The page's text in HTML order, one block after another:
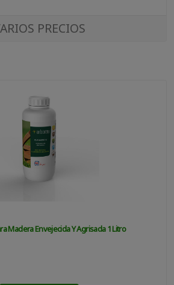
PRECIOS
Madera Envejecida Y Agrisada 1 Litro